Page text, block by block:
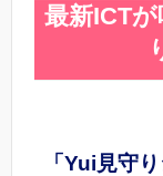
最新ICT
「Yui見守